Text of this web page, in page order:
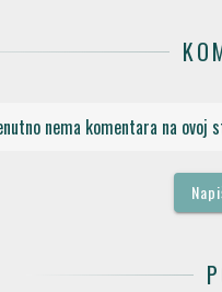
nema komentara na